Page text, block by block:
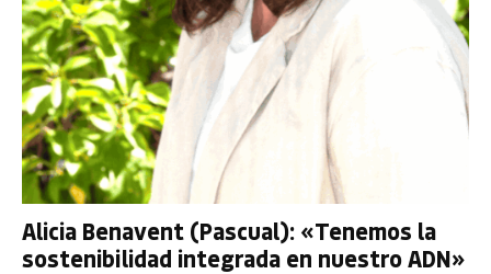
Alicia Benavent (Pascual): «Tenemos la
sostenibilidad integrada en nuestro ADN»